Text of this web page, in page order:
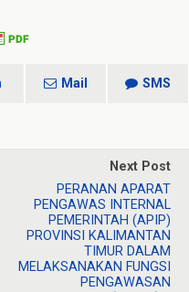
Mail SMS
Next Post
PERANAN APARAT
PENGAWAS INTERNAL
PEMERINTAH (APIP)
PROVINSI KALIMANTAN
TIMUR DALAM
MELAKSANAKAN FUNGSI
PENGAWASAN